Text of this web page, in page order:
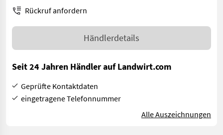
Rückruf anfordern
Händlerdetails
Seit 24 Jahren Händler auf Landwirt.com
Geprüfte Kontaktdaten
eingetragene Telefonnummer
Alle Auszeichnungen